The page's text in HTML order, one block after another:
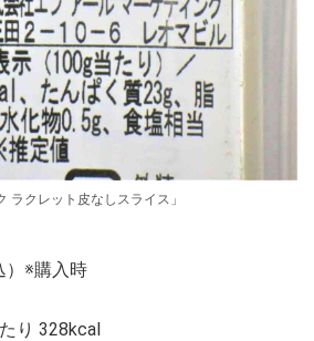
ラクレット皮なしスライス」
）※購入時
り 328kcal